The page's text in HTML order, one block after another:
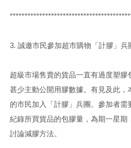
3. 誠邀市民參加超市購物「計膠」兵
超級市場售賣的貨品一直有過度塑膠
甚少主動公開用膠數據。有見及此，
的市民加入「計膠」兵團。參加者需
紀錄所買貨品的包膠量，為期一星期
討論減膠方法。